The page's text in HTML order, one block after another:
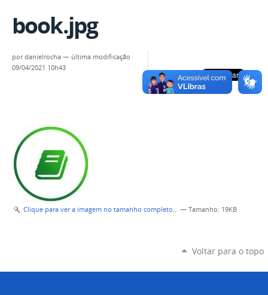
book.jpg
pordanielrocha — última modificação
09/04/2021 10h43
Clique para ver a imagem no tamanho completo… — Tamanho: 19KB
Voltar para o topo